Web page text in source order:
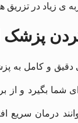
ی زیاد در تزریق
پزشک
دقیق و کامل به
شما بگیرد و از
درمان سریع